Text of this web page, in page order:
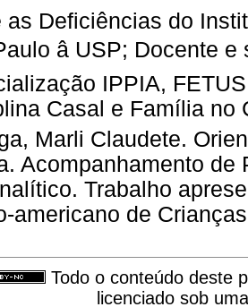
as Deficiências do
â USP; Docente
IPPIA,
Casal e Família no
Marli Claudete.
Acompanhamento
Trabalho
americano de
Todo o conteúdo deste
licenciado sob